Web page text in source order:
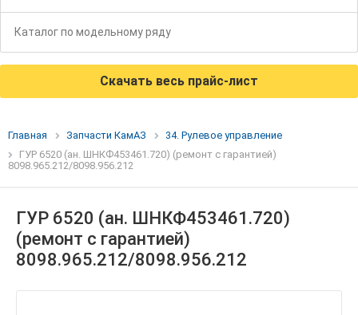
Каталог по модельному ряду
Скачать весь прайс-лист
Главная Запчасти КамАЗ
34. Рулевое управление
ГУР 6520 (ан. ШНКФ453461.720) (ремонт с гарантией)
8098.965.212/8098.956.212
ГУР 6520 (ан. ШНКФ453461.720)
(ремонт с гарантией)
8098.965.212/8098.956.212